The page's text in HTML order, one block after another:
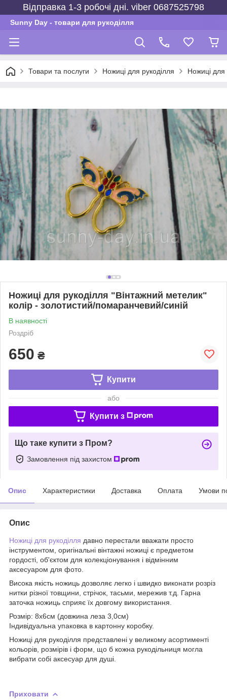
Відправка 1-3 робочі дні. viber 0687525798
Sunny Day - товари для рукоділля
Товари та послуги Ножиці для рукоділля Ножиці для
Ножиці для рукоділля "Вінтажний метелик"
колір - золотистий/помаранчевий/синій
В наявності
Роздріб
650 ₴
Купити
або
Купити з
Що таке купити з Пром?
Замовлення під захистом
Опис Характеристики Доставка Оплата Умови
Опис
Ножиці для рукоділля давно перестали вважати просто
інструментом, оригінальні вінтажні ножиці є предметом
гордості, об'єктом для колекціонування і відмінним
аксесуаром для фото.
Висока якість ножиць дозволяє легко і швидко виконати розріз
нитки різної товщини, стрічок, тасьми, мережив т.д. Гарна
заточка ножиць сприяє їх довгому використання.
Розмір: 8х6см (довжина леза 3,0см)
Індивідуальна упаковка в картонну коробку.
Ножиці для рукоділля представлені у великому асортименті
кольорів, розмірів і форм, що б кожна рукодільниця могла
вибрати собі аксесуар для душі.
Приховати